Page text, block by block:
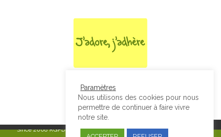
Since 2008RGPD & Mentions Légales|Designed by Studio Thil - Site
Paramètres
Nous utilisons des cookies pour nous
permettre de continuer à faire vivre
notre site.